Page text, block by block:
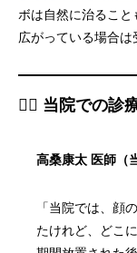
ボは自然に治るこ
広がっている場合は
👨‍⚕️ 当院での診
高桑康太 医師（
「当院では、顔
たけれど、どこ